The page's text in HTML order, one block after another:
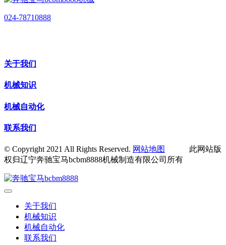
024-78710888
关于我们
机械知识
机械自动化
联系我们
© Copyright 2021 All Rights Reserved. 网站地图
此网站版
权归辽宁奔驰宝马bcbm8888机械制造有限公司所有
关于我们
机械知识
机械自动化
联系我们